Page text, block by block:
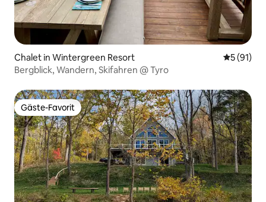
Chalet in Wintergreen Resort
5 (91)
Bergblick, Wandern, Skifahren @ Tyro
Gäste-Favorit
Gäste-Favorit